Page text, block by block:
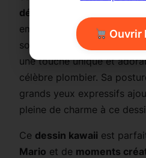
déguisé en Mario
emblématique ornée du
M
sourire malicieux, ce
une touche unique et
célèbre plombier. Sa
grands yeux expressifs
pleine de charme à ce
Ce dessin kawaii est
Mario et de moments
Ouvrir